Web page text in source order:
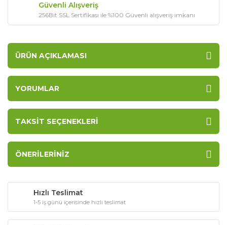
Güvenli Alışveriş
256Bit SSL Sertifikası ile %100 Güvenli alışveriş imkanı
ÜRÜN AÇIKLAMASI
YORUMLAR
TAKSIT SEÇENEKLERI
ÖNERILERINIZ
Hızlı Teslimat
1-5 iş günü içerisinde hızlı teslimat